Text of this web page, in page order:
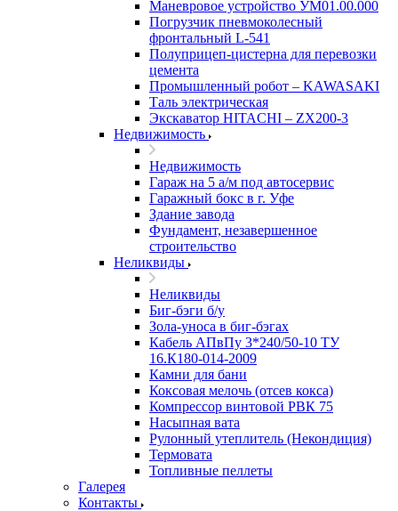
Маневровое устройство УМ01.00.000
Погрузчик пневмоколесный
фронтальный L-541
Полуприцеп-цистерна для перевозки
цемента
Промышленный робот – KAWASAKI
Таль электрическая
Экскаватор HITACHI – ZX200-3
Недвижимость
Недвижимость
Гараж на 5 а/м под автосервис
Гаражный бокс в г. Уфе
Здание завода
Фундамент, незавершенное
строительство
Неликвиды
Неликвиды
Биг-бэги б/у
Зола-уноса в биг-бэгах
Кабель АПвПу 3*240/50-10 ТУ
16.К180-014-2009
Камни для бани
Коксовая мелочь (отсев кокса)
Компрессор винтовой РВК 75
Насыпная вата
Рулонный утеплитель (Некондиция)
Термовата
Топливные пеллеты
Галерея
Контакты